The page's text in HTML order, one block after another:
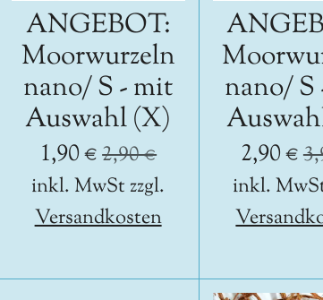
ANGEBOT:
Moorwurzeln
nano/ S - mit
Auswahl (X)
1,90 €2,90 €
inkl. MwSt zzgl.
Versandkosten
nano/
2,90 €
inkl.